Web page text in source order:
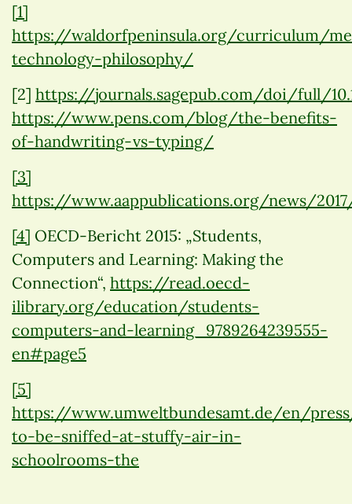
[1]
https://waldorfpeninsula.org/curriculum/
technology-philosophy/
[2] https://journals.sagepub.com/doi/full/
https://www.pens.com/blog/the-benefits-
of-handwriting-vs-typing/
[3]
https://www.aappublications.org/news/
[4] OECD-Bericht 2015: „Students,
Computers and Learning: Making the
Connection“, https://read.oecd-
ilibrary.org/education/students-
computers-and-learning_9789264239555-
en#page5
[5]
https://www.umweltbundesamt.de/en/
to-be-sniffed-at-stuffy-air-in-
schoolrooms-the